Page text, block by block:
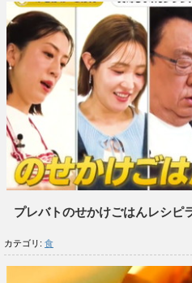
プレバトのせかけごはんレシピ
カテゴリ: 食